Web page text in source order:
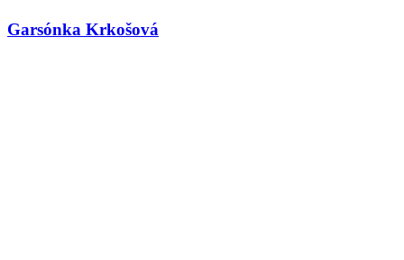
Garsónka Krkošová